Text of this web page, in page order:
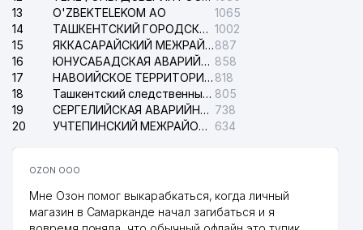
IRBIS SERVIS ЧП
НАЦИОНАЛЬНЫЙ БАНК
ВНЕШНЕЭКОНОМИЧЕСКОЙ
ДЕЯТЕЛЬНОСТИ РЕСПУБЛИКИ
УЗБЕКИСТАН СЕРГЕЛИЙСКИЙ
ФИЛИАЛ
44 INSPIRED AVIA GROUP ООО 381 м
13
O'ZBEKTELEKOM АО
1065
14
ТАШКЕНТСКИЙ ГОРОДСКОЙ СУД ПО ГРАЖДАНСКИМ ДЕЛАМ 1002
15
ЯККАСАРАЙСКИЙ МЕЖРАЙОННЫЙ СУД ПО ГРАЖДАНСКИМ ДЕЛАМ887
16
ЮНУСАБАДСКАЯ АВАРИЙНАЯ СЛУЖБА ЭЛЕКТРОСЕТИ 858
17
НАВОИЙСКОЕ ТЕРРИТОРИАЛЬНОЕ ПРЕДПРИЯТИЕ ЭЛЕКТРОСЕТИ АО 818
18
Ташкентский следственный изолятор 805
19
СЕРГЕЛИЙСКАЯ АВАРИЙНАЯ СЛУЖБА ЭЛЕКТРОСЕТИ 738
20
УЧТЕПИНСКИЙ МЕЖРАЙОННЫЙ СУД ПО ГРАЖДАНСКИМ ДЕЛАМ 634
OZON ООО
Мне Озон помог выкарабкаться, когда личный
магазин в Самарканде начал загибаться и я